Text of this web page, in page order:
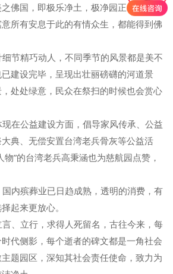
佛国，即极乐净土，极净园正名承于
所有安息于此的有情众生，都能得到佛
节精巧动人，不同季节的风景都是美不
建设完毕，呈现出壮丽磅礴的河道景
处处绿意，民众在祭扫的时候也会赏心
在公益建设方面，倡导家风传承、公益
典、无偿安置台湾老兵骨灰等公益活
”的台湾老兵高秉涵也为慈航园点赞，
内殡葬业已日趋成熟，透明的消费，有
起来更放心。
、立行，求得人死留名，古往今来，每
代侧影，每个逝者的碑文都是一角社会
题园区，深知其社会责任使命，致力为